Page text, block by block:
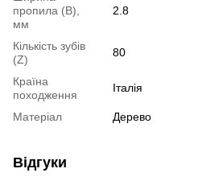
пропила (B),
мм
2.8
Кількість зубів
(Z)
80
Країна
походження
Італія
Матеріал Дерево
Відгуки